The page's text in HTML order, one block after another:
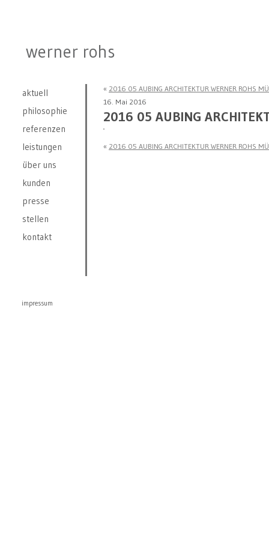
werner rohs
aktuell
philosophie
referenzen
leistungen
über uns
kunden
presse
stellen
kontakt
« 2016 05 AUBING ARCHITEKTUR WERNER ROHS
16. Mai 2016
2016 05 AUBING
« 2016 05 AUBING ARCHITEKTUR WERNER ROHS
impressum